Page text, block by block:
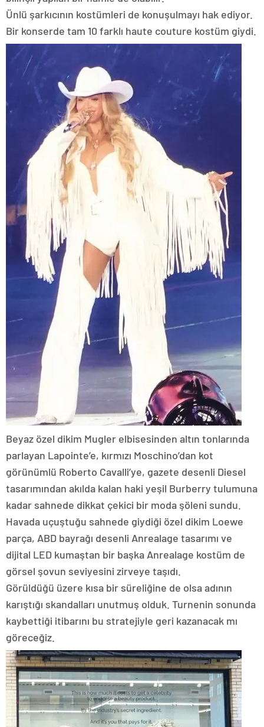
Ünlü şarkıcının kostümleri de konuşulmayı hak ediyor.
Bir konserde tam 10 farklı haute couture kostüm giydi.
Beyaz özel dikim Mugler elbisesinden altın tonlarında
parlayan Lapointe’e, kırmızı Moschino’dan kot
görünümlü Roberto Cavalli’ye, gazete desenli Diesel
tasarımından akılda kalan haki yeşil Burberry tulumuna
kadar sahnede dikkat çekici bir moda şöleni sundu.
Havada uçuştuğu sahnede giydiği özel dikim Loewe
parça, ABD bayrağı desenli Anrealage tasarımı ve
dijital LED kumaştan bir başka Anrealage kostüm de
görsel şovun seviyesini zirveye taşıdı.
Görüldüğü üzere kısa bir süreliğine de olsa adının
karıştığı skandalları unutmuş olduk. Turnenin sonunda
kaybettiği itibarını bu stratejiyle geri kazanacak mı
göreceğiz.